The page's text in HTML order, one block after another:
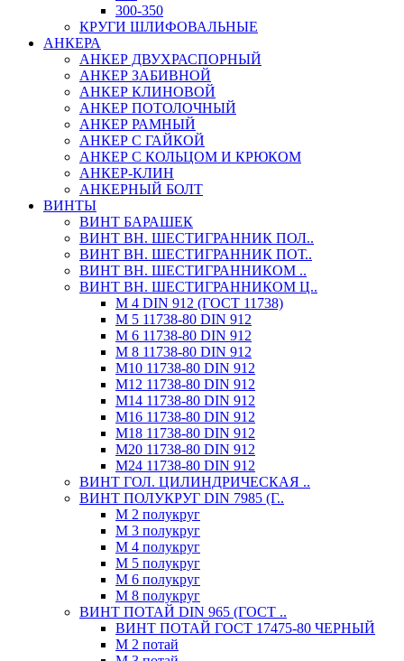
300-350
КРУГИ ШЛИФОВАЛЬНЫЕ
АНКЕРА
АНКЕР ДВУХРАСПОРНЫЙ
АНКЕР ЗАБИВНОЙ
АНКЕР КЛИНОВОЙ
АНКЕР ПОТОЛОЧНЫЙ
АНКЕР РАМНЫЙ
АНКЕР С ГАЙКОЙ
АНКЕР С КОЛЬЦОМ И КРЮКОМ
АНКЕР-КЛИН
АНКЕРНЫЙ БОЛТ
ВИНТЫ
ВИНТ БАРАШЕК
ВИНТ ВН. ШЕСТИГРАННИК ПОЛ..
ВИНТ ВН. ШЕСТИГРАННИК ПОТ..
ВИНТ ВН. ШЕСТИГРАННИКОМ ..
ВИНТ ВН. ШЕСТИГРАННИКОМ Ц..
М 4 DIN 912 (ГОСТ 11738)
М 5 11738-80 DIN 912
М 6 11738-80 DIN 912
М 8 11738-80 DIN 912
М10 11738-80 DIN 912
М12 11738-80 DIN 912
М14 11738-80 DIN 912
М16 11738-80 DIN 912
М18 11738-80 DIN 912
М20 11738-80 DIN 912
М24 11738-80 DIN 912
ВИНТ ГОЛ. ЦИЛИНДРИЧЕСКАЯ ..
ВИНТ ПОЛУКРУГ DIN 7985 (Г..
М 2 полукруг
М 3 полукруг
М 4 полукруг
М 5 полукруг
М 6 полукруг
М 8 полукруг
ВИНТ ПОТАЙ DIN 965 (ГОСТ ..
ВИНТ ПОТАЙ ГОСТ 17475-80 ЧЕРНЫЙ
М 2 потай